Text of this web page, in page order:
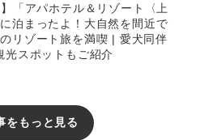
「アパホテル＆リゾート〈上
泊まったよ！大自然を間近で
リゾート旅を満喫 | 愛犬同伴
光スポットもご紹介
をもっと見る